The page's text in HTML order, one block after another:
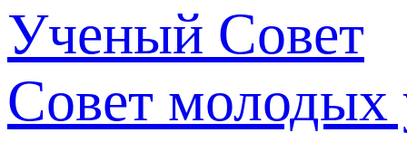
Ученый Совет
Совет молодых